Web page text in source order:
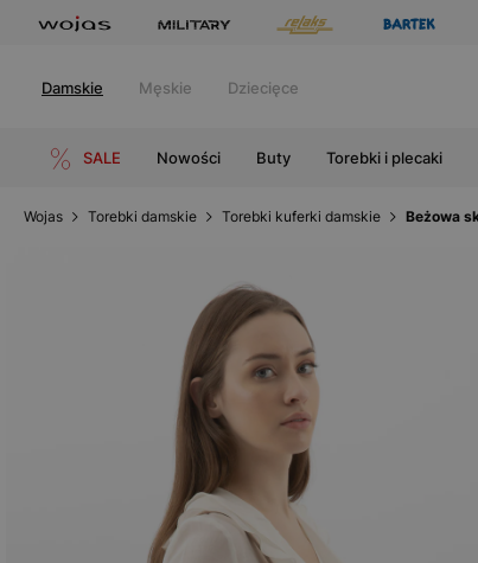
Damskie Męskie Dziecięce
SALE Nowości Buty Torebki i plecaki
Wojas Torebki damskie Torebki kuferki damskie Beżowa